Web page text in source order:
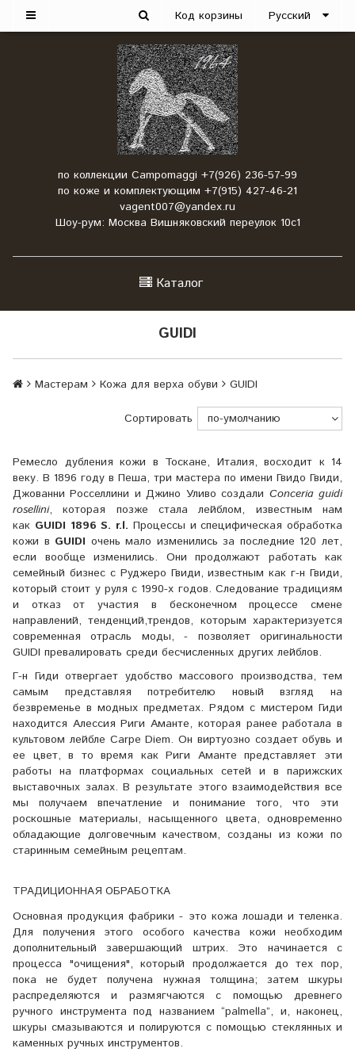
Русский
Код корзины
по коллекции Campomaggi +7(926) 236-57-99
по коже и комплектующим +7(915) 427-46-21
vagent007@yandex.ru
Шоу-рум: Москва Вишняковский переулок 10с1
Каталог
GUIDI
Мастерам Кожа для верха обуви GUIDI
Сортировать
Ремесло дубления кожи в Тоскане, Италия, восходит к 14
веку. В 1896 году в Пеша, три мастера по имени Гвидо Гвиди,
Джованни Росселлини и Джино Уливо создали Conceria guidi
rosellini, которая позже стала лейблом, известным нам
как GUIDI 1896 S. r.l. Процессы и специфическая обработка
кожи в GUIDI очень мало изменились за последние 120 лет,
если вообще изменились. Они продолжают работать как
семейный бизнес с Руджеро Гвиди, известным как г-н Гвиди,
который стоит у руля с 1990-х годов. Следование традициям
и отказ от участия в бесконечном процессе смене
направлений, тенденций,трендов, которым характеризуется
современная отрасль моды, - позволяет оригинальности
GUIDI превалировать среди бесчисленных других лейблов.
Г-н Гиди отвергает удобство массового производства, тем
самым представляя потребителю новый взгляд на
безвременье в модных предметах. Рядом с мистером Гиди
находится Алессия Риги Аманте, которая ранее работала в
культовом лейбле Carpe Diem. Он виртуозно создает обувь и
ее цвет, в то время как Риги Аманте представляет эти
работы на платформах социальных сетей и в парижских
выставочных залах. В результате этого взаимодействия все
мы получаем впечатление и понимание того, что эти
роскошные материалы, насыщенного цвета, одновременно
обладающие долговечным качеством, созданы из кожи по
старинным семейным рецептам.
ТРАДИЦИОННАЯ ОБРАБОТКА
Основная продукция фабрики - это кожа лошади и теленка.
Для получения этого особого качества кожи необходим
дополнительный завершающий штрих. Это начинается с
процесса "очищения", который продолжается до тех пор,
пока не будет получена нужная толщина; затем шкуры
распределяются и размягчаются с помощью древнего
ручного инструмента под названием “palmella”, и, наконец,
шкуры смазываются и полируются с помощью стеклянных и
каменных ручных инструментов.